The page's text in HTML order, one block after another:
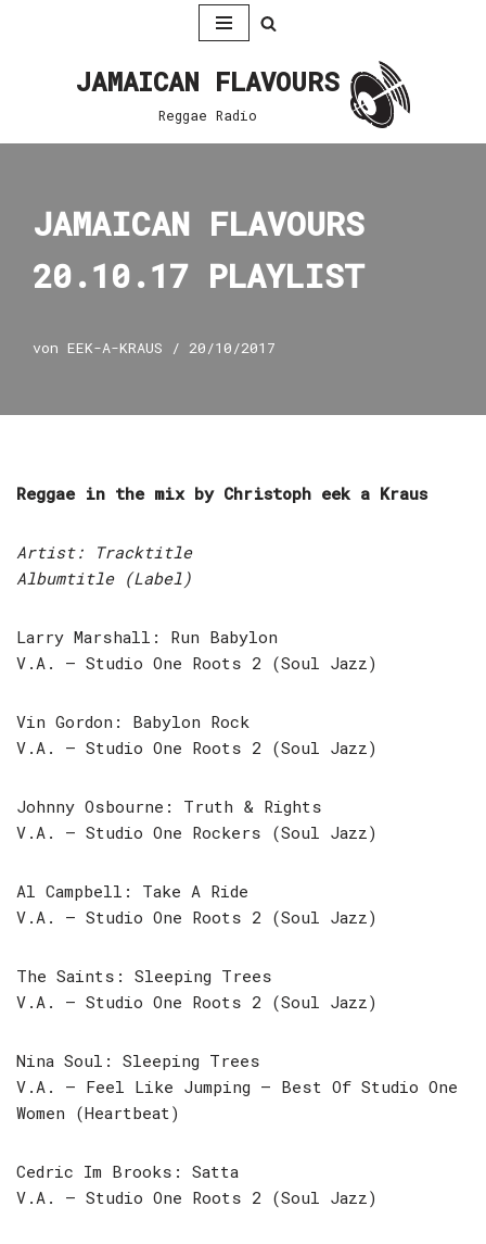
JAMAICAN FLAVOURS
Reggae Radio
JAMAICAN FLAVOURS
20.10.17 PLAYLIST
von EEK-A-KRAUS 20/10/2017
Reggae in the mix by Christoph eek a Kraus
Artist: Tracktitle
Albumtitle (Label)
Larry Marshall: Run Babylon
V.A. – Studio One Roots 2 (Soul Jazz)
Vin Gordon: Babylon Rock
V.A. – Studio One Roots 2 (Soul Jazz)
Johnny Osbourne: Truth & Rights
V.A. – Studio One Rockers (Soul Jazz)
Al Campbell: Take A Ride
V.A. – Studio One Roots 2 (Soul Jazz)
The Saints: Sleeping Trees
V.A. – Studio One Roots 2 (Soul Jazz)
Nina Soul: Sleeping Trees
V.A. – Feel Like Jumping – Best Of Studio One
Women (Heartbeat)
Cedric Im Brooks: Satta
V.A. – Studio One Roots 2 (Soul Jazz)